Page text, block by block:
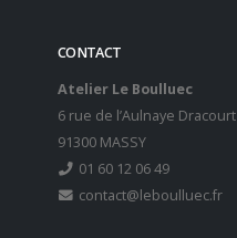
CONTACT
Atelier Le Boulluec
6 rue de l’Aulnaye Dracourt
91300 MASSY
01 60 12 06 49
contact@leboulluec.fr